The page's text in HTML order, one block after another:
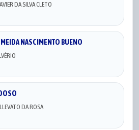
DA SILVA CLETO
NASCIMENTO BUENO
DA ROSA